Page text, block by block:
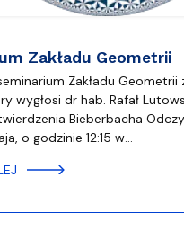
Zakładu Geometrii
Zakładu Geometrii
wygłosi dr hab. Rafał
Bieberbacha
o godzinie 12:15 w…